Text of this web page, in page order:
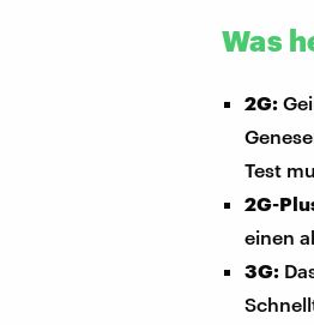
Was
2G:
Test
2G-
einen
3G: